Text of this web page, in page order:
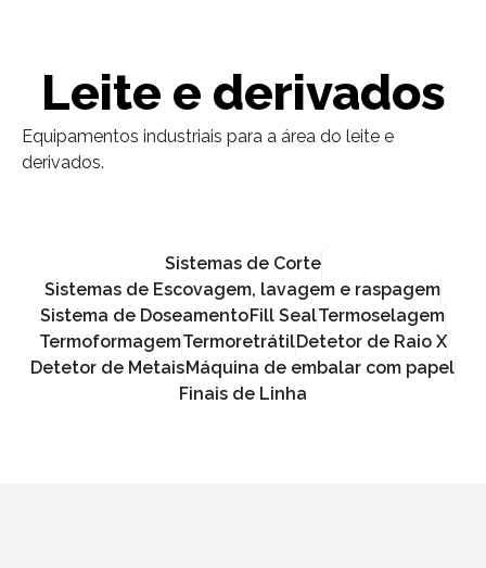
Leite e derivados
Equipamentos industriais para a área do leite e
derivados.
Sistemas de Corte
Sistemas de Escovagem, lavagem e raspagem
Sistema de DoseamentoFill SealTermoselagem
TermoformagemTermoretrátilDetetor de Raio X
Detetor de MetaisMáquina de embalar com papel
Finais de Linha